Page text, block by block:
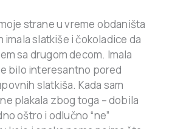
strane u vreme obdaništa
imala slatkiše i čokoladice da
sa drugom decom. Imala
bilo interesantno pored
slatkiša. Kada sam
plakala zbog toga – dobila
oštro i odlučno “ne”